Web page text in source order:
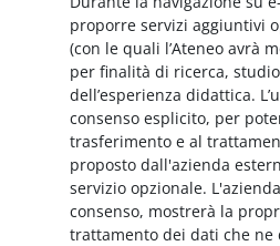
proporre servizi aggiuntivi
(con le quali l’Ateneo avrà
per finalità di ricerca,
dell’esperienza didattica.
consenso esplicito, per
trasferimento e al
proposto dall'azienda
servizio opzionale.
consenso, mostrerà la
trattamento dei dati che ne